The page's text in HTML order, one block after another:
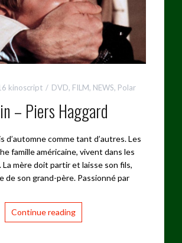
kinoscript DVD, FILM, NEWS, Polar
– Piers Haggard
d’automne comme tant d’autres. Les
famille américaine, vivent dans les
mère doit partir et laisse son fils,
de son grand-père. Passionné par
Continue reading